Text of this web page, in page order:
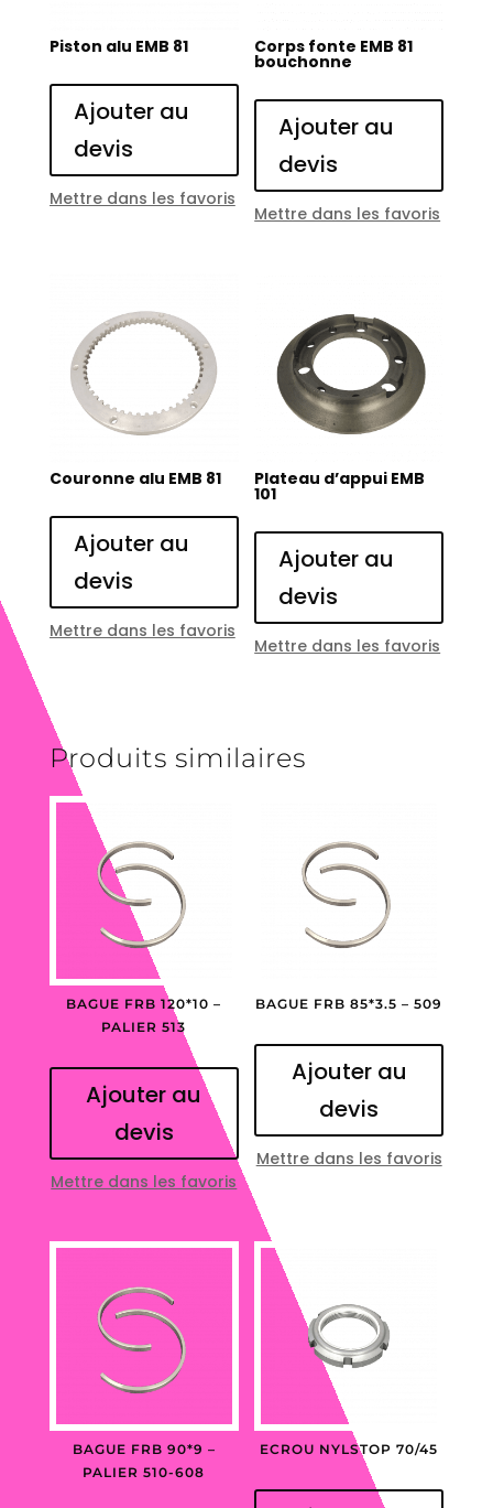
Piston alu EMB 81
Ajouter au
devis
Mettre dans les favoris
Corps fonte EMB 81
bouchonne
Ajouter au
devis
Mettre dans les favoris
Couronne alu EMB 81
Ajouter au
devis
Mettre dans les favoris
Plateau d’appui EMB
101
Ajouter au
devis
Mettre dans les favoris
Produits similaires
BAGUE FRB 120*10 –
PALIER 513
Ajouter au
devis
Mettre dans les favoris
BAGUE FRB 85*3.5 – 509
Ajouter au
devis
Mettre dans les favoris
BAGUE FRB 90*9 –
PALIER 510-608
ECROU NYLSTOP 70/45